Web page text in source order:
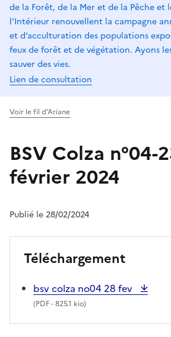
de la Forêt, de la Mer et de la Pêche et
l’Intérieur renouvellent la campagne
et d’acculturation des populations
feux de forêt et de végétation. Ayons
sauver des vies.
Lien de consultation
Voir le fil d'Ariane
BSV Colza n°04-
février 2024
Publié le 28/02/2024
Téléchargement
bsv colza no04 28 fev
(PDF- 825.1 kio)